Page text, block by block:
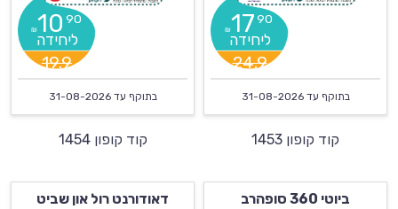
₪1790
24.9
בתוקף עד31-08-2026
קוד קופון 1453
₪10 90
19.9
בתוקף עד31-08-2026
קוד קופון 1454
ביוטי 360 סופהרב דאודורנט רול און שביט